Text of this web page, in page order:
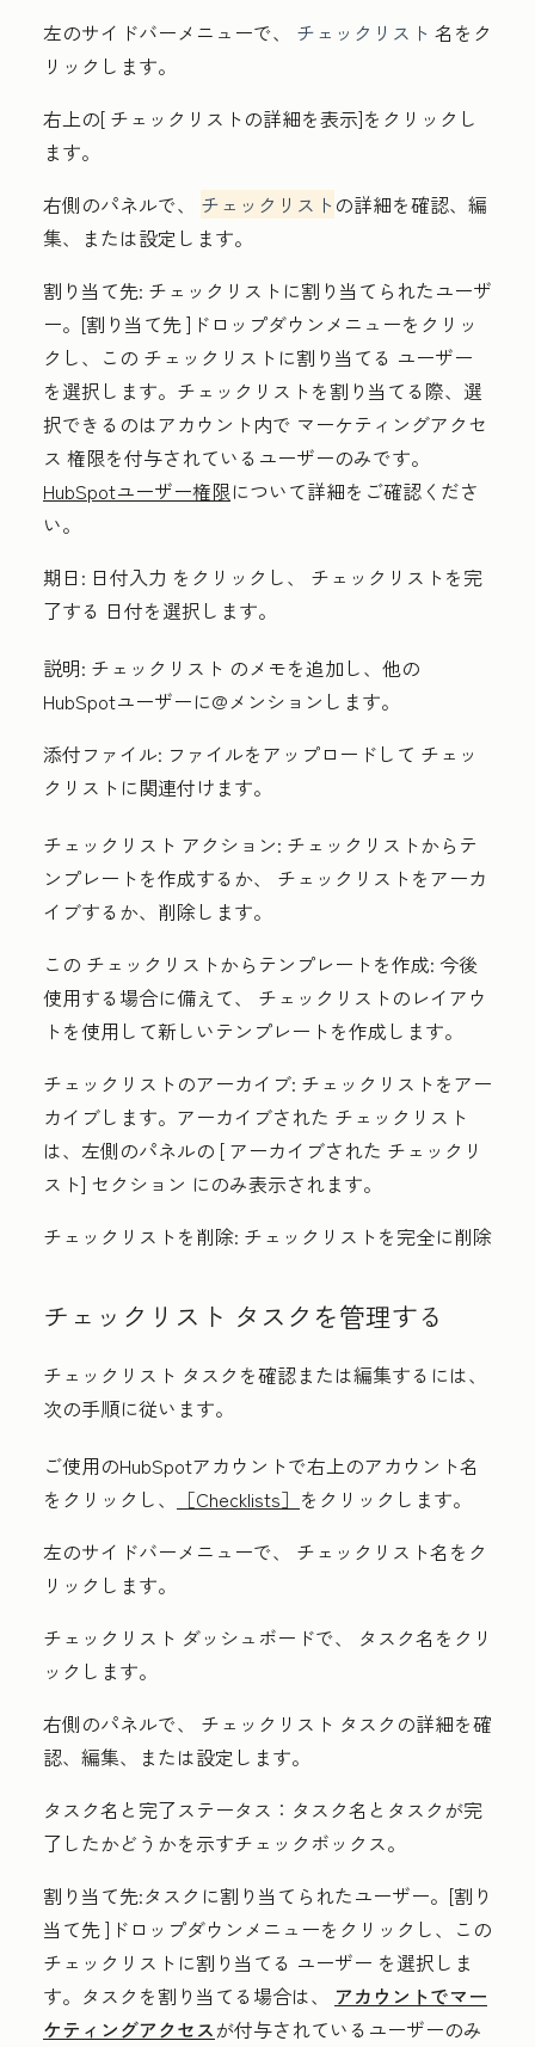
左のサイドバーメニューで、 チェックリスト 名 をク
リックします。
右上の[ チェックリストの詳細を表示]をクリックし
ます。
右側のパネルで、 チェックリスト の詳細を確認、編
集、または設定します。
割り当て先: チェックリスト に割り当てられたユーザ
ー。 [割り当て先]ドロップダウンメニューをクリッ
クし、この チェックリスト に割り当てる ユーザー
を選択します。 チェックリストを割り当てる際、選
択できるのはアカウント内で マーケティングアクセ
ス 権限を付与されているユーザーのみです。
HubSpotユーザー権限について詳細をご確認くださ
い。
期日: 日付入力 をクリックし、 チェックリストを完
了する 日付を選択します。
説明: チェックリスト のメモを追加し、他の
HubSpotユーザーに@メンションします。
添付ファイル: ファイルをアップロードして チェッ
クリスト に関連付けます。
チェックリスト アクション: チェックリストからテ
ンプレートを作成するか、 チェックリストをアーカ
イブするか、削除します。
この チェックリストからテンプレートを作成: 今後
使用する場合に備えて、 チェックリストのレイアウ
トを使用して新しいテンプレートを作成します。
チェックリストのアーカイブ: チェックリストをアー
カイブします。アーカイブされた チェックリスト
は、左側のパネルの [ アーカイブされた チェックリ
スト] セクション にのみ表示されます。
チェックリストを削除: チェックリストを完全に削除
チェックリスト タスクを管理する
チェックリスト タスクを確認または編集するには、
次の手順に従います。
ご使用のHubSpotアカウントで右上のアカウント名
をクリックし、
［Checklists］ をクリックします。
左のサイドバーメニューで、 チェックリスト名 をク
リックします。
チェックリスト ダッシュボードで、 タスク名 をクリ
ックします。
右側のパネルで、 チェックリスト タスクの詳細を確
認、編集、または設定します。
タスク名と完了ステータス： タスク名とタスクが完
了したかどうかを示すチェックボックス。
割り当て先:タスクに割り当てられたユーザー。 [割り
当て先]ドロップダウンメニューをクリックし、この
チェックリスト に割り当てる ユーザー を選択しま
す。 タスクを割り当てる場合は、 アカウントでマー
ケティングアクセスが付与されているユーザーのみ